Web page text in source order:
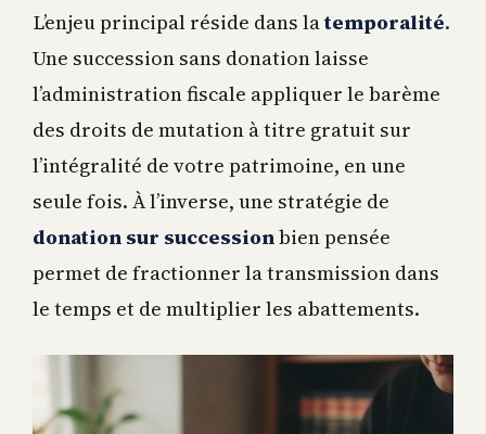
L’enjeu principal réside dans latemporalité.
Une succession sans donation laisse
l’administration fiscale appliquer le barème
des droits de mutation à titre gratuit sur
l’intégralité de votre patrimoine, en une
seule fois. À l’inverse, une stratégie de
donation sur successionbien pensée
permet de fractionner la transmission dans
le temps et de multiplier les abattements.